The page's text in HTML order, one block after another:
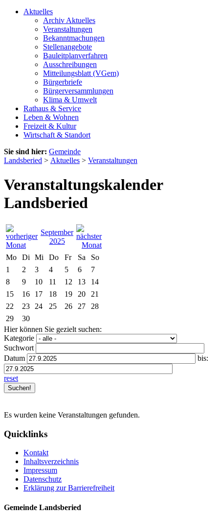
Aktuelles
Archiv Aktuelles
Veranstaltungen
Bekanntmachungen
Stellenangebote
Bauleitplanverfahren
Ausschreibungen
Mitteilungsblatt (VGem)
Bürgerbriefe
Bürgerversammlungen
Klima & Umwelt
Rathaus & Service
Leben & Wohnen
Freizeit & Kultur
Wirtschaft & Standort
Sie sind hier: Gemeinde
Landsberied > Aktuelles > Veranstaltungen
Veranstaltungskalender
Landsberied
September
2025
Mo
Di Mi Do Fr Sa
So
1
2 3 4 5 6
7
8
9 10 11 12 13
14
15
16 17 18 19 20
21
22
23 24 25 26 27
28
29
30
Hier können Sie gezielt suchen:
Kategorie
Suchwort
Datum
bis:
reset
Es wurden keine Veranstaltungen gefunden.
Quicklinks
Kontakt
Inhaltsverzeichnis
Impressum
Datenschutz
Erklärung zur Barrierefreiheit
Gemeinde Landsberied